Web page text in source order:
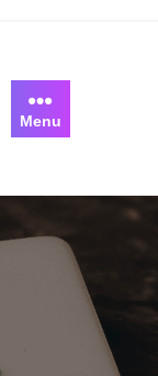
Menu